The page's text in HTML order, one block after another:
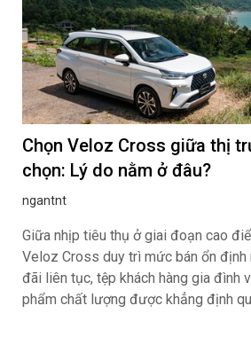
Chọn Veloz Cross giữa thị
chọn: Lý do nằm ở đâu?
ngantnt
Giữa nhịp tiêu thụ ở giai đoạn cao
Veloz Cross duy trì mức bán ổn định
đãi liên tục, tệp khách hàng gia đình
phẩm chất lượng được khẳng định